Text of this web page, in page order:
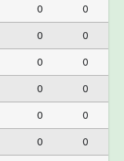
0
0
0
0
0
0
0
0
0
0
0
0